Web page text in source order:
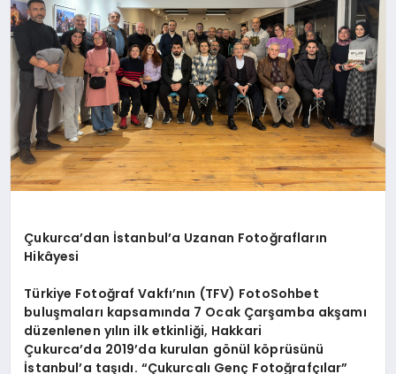
TEKNOLOJI
Çukurca’dan İstanbul’a Uzanan Fotoğrafların
Hikâyesi
Türkiye Fotoğraf Vakfı’nın (TFV) FotoSohbet
buluşmaları kapsamında 7 Ocak Çarşamba akşamı
düzenlenen yılın ilk etkinliği, Hakkari
Çukurca’da 2019’da kurulan gönül köprüsünü
İstanbul’a taşıdı. “Çukurcalı Genç Fotoğrafçılar”